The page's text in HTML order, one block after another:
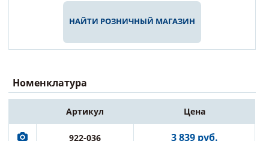
НАЙТИ РОЗНИЧНЫЙ МАГАЗИН
Номенклатура
Артикул Цена
922-036 3 839 руб.